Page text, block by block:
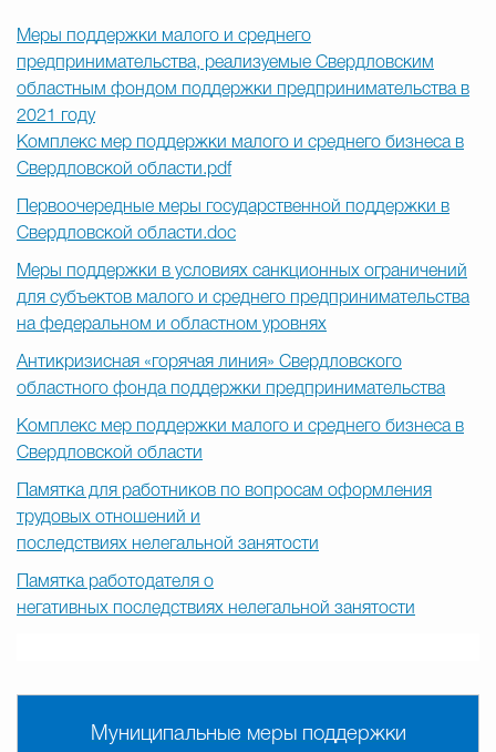
Меры поддержки малого и среднего
предпринимательства, реализуемые Свердловским
областным фондом поддержки предпринимательства в
2021 году
Комплекс мер поддержки малого и среднего бизнеса в
Свердловской области.pdf
Первоочередные меры государственной поддержки в
Свердловской области.doc
Меры поддержки в условиях санкционных ограничений
для субъектов малого и среднего предпринимательства
на федеральном и областном уровнях
Антикризисная «горячая линия» Свердловского
областного фонда поддержки предпринимательства
Комплекс мер поддержки малого и среднего бизнеса в
Свердловской области
Памятка для работников по вопросам оформления
трудовых отношений и
последствиях нелегальной занятости
Памятка работодателя о
негативных последствиях нелегальной занятости
Муниципальные меры поддержки